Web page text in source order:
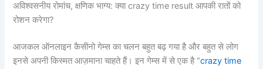
अविश्वसनीय रोमांच, क्षणिक भाग्य: क्या crazy time result आपकी रातों को
रोशन करेगा?
आजकल ऑनलाइन कैसीनो गेम्स का चलन बहुत बढ़ गया है और बहुत से लोग
इनसे अपनी किस्मत आज़माना चाहते हैं। इन गेम्स में से एक है “crazy time